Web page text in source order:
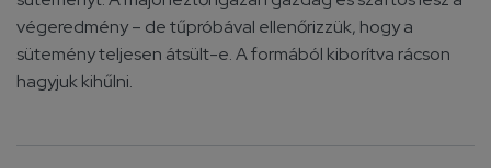
végeredmény – de tűpróbával ellenőrizzük, hogy a
sütemény teljesen átsült-e. A formából kiborítva rácson
hagyjuk kihűlni.